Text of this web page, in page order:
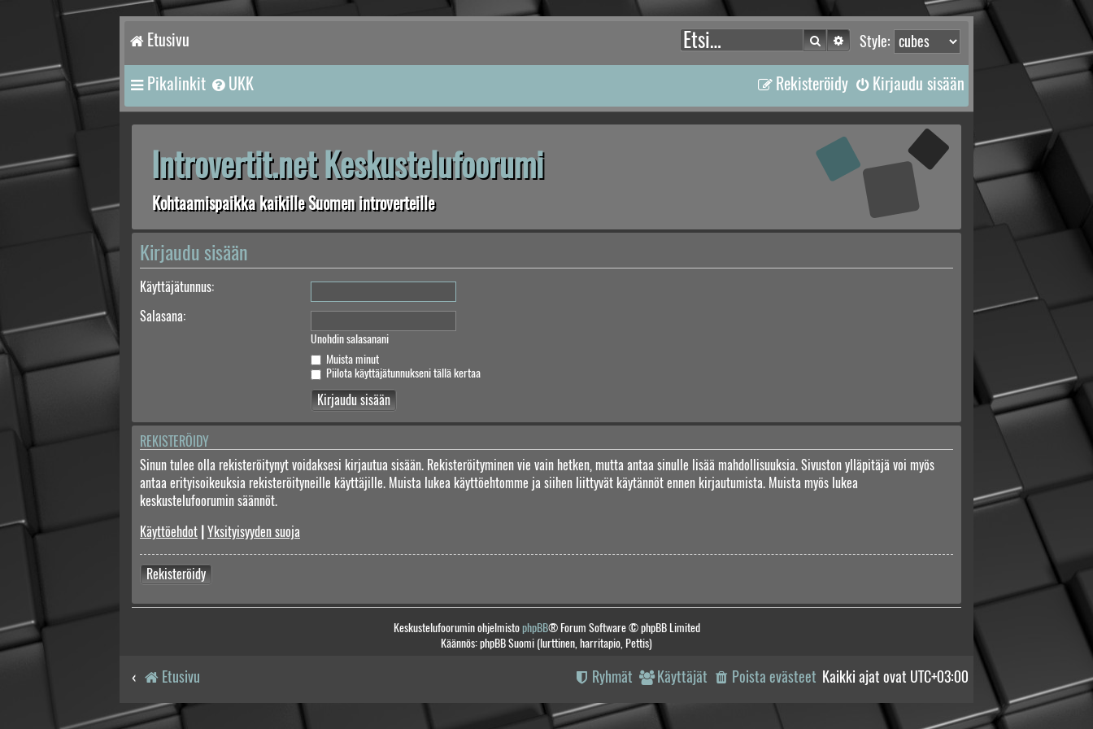
Etusivu Style:
Etsi Tarkennettu haku
Pikalinkit UKK Kirjaudu sisään
Rekisteröidy
Introvertit.net Keskustelufoorumi
Kohtaamispaikka kaikille Suomen introverteille
Kirjaudu sisään
Käyttäjätunnus:
Salasana:
Unohdin salasanani
Muista minut
Piilota käyttäjätunnukseni tällä kertaa
REKISTERÖIDY
Sinun tulee olla rekisteröitynyt voidaksesi kirjautua sisään. Rekisteröityminen vie vain hetken, mutta antaa sinulle lisää mahdollisuuksia. Sivuston ylläpitäjä voi myös
antaa erityisoikeuksia rekisteröityneille käyttäjille. Muista lukea käyttöehtomme ja siihen liittyvät käytännöt ennen kirjautumista. Muista myös lukea
keskustelufoorumin säännöt.
Käyttöehdot | Yksityisyyden suoja
Rekisteröidy
Keskustelufoorumin ohjelmistophpBB® Forum Software © phpBB Limited
Käännös: phpBB Suomi (lurttinen, harritapio, Pettis)
Etusivu Kaikki ajat ovat UTC+03:00
Poista evästeet
Käyttäjät
Ryhmät